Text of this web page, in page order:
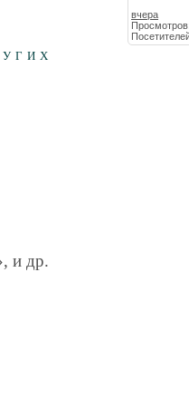
и др.
вчера